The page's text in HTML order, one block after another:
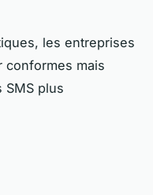
les entreprises
conformes mais
SMS plus